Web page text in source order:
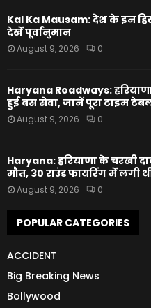
Kal Ka Mausam: देश के इन
देखें पूर्वानुमान
August 9, 2026 0
Haryana Roadways:
हुई बस सेवा, जानें पूरा टाइम
August 9, 2026 0
Haryana: हरियाणा के चरखी
मौत, 30 राउंड फायरिंग में लगी
August 9, 2026 0
POPULAR CATEGORIES
ACCIDENT
Big Breaking News
Bollywood